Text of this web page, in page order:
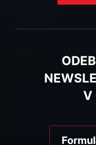
V